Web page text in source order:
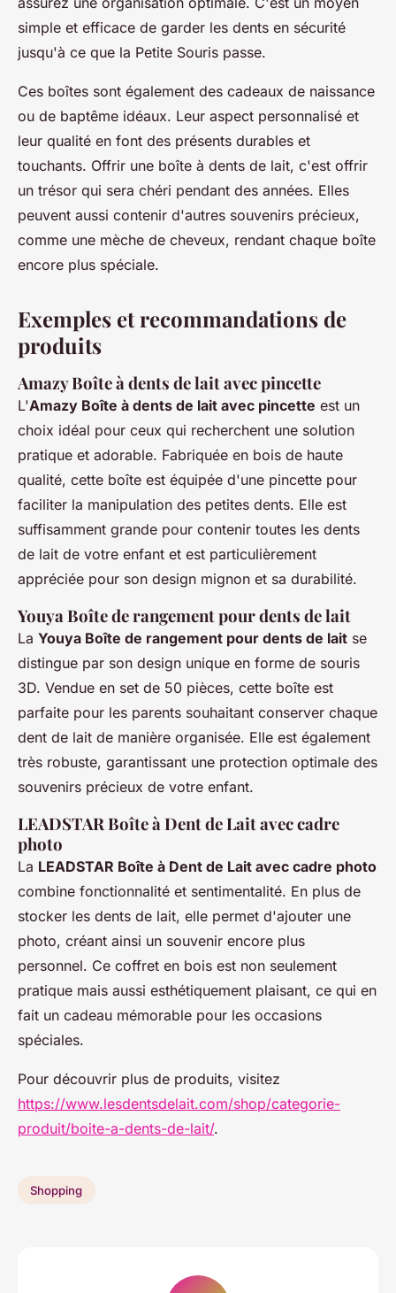
simple et efficace de garder les dents en sécurité
jusqu'à ce que la Petite Souris passe.
Ces boîtes sont également des cadeaux de naissance
ou de baptême idéaux. Leur aspect personnalisé et
leur qualité en font des présents durables et
touchants. Offrir une boîte à dents de lait, c'est offrir
un trésor qui sera chéri pendant des années. Elles
peuvent aussi contenir d'autres souvenirs précieux,
comme une mèche de cheveux, rendant chaque boîte
encore plus spéciale.
Exemples et recommandations de
produits
Amazy Boîte à dents de lait avec pincette
L'Amazy Boîte à dents de lait avec pincette est un
choix idéal pour ceux qui recherchent une solution
pratique et adorable. Fabriquée en bois de haute
qualité, cette boîte est équipée d'une pincette pour
faciliter la manipulation des petites dents. Elle est
suffisamment grande pour contenir toutes les dents
de lait de votre enfant et est particulièrement
appréciée pour son design mignon et sa durabilité.
Youya Boîte de rangement pour dents de lait
La Youya Boîte de rangement pour dents de lait se
distingue par son design unique en forme de souris
3D. Vendue en set de 50 pièces, cette boîte est
parfaite pour les parents souhaitant conserver chaque
dent de lait de manière organisée. Elle est également
très robuste, garantissant une protection optimale des
souvenirs précieux de votre enfant.
LEADSTAR Boîte à Dent de Lait avec cadre
photo
La LEADSTAR Boîte à Dent de Lait avec cadre photo
combine fonctionnalité et sentimentalité. En plus de
stocker les dents de lait, elle permet d'ajouter une
photo, créant ainsi un souvenir encore plus
personnel. Ce coffret en bois est non seulement
pratique mais aussi esthétiquement plaisant, ce qui en
fait un cadeau mémorable pour les occasions
spéciales.
Pour découvrir plus de produits, visitez
https://www.lesdentsdelait.com/shop/categorie-
produit/boite-a-dents-de-lait/.
Shopping